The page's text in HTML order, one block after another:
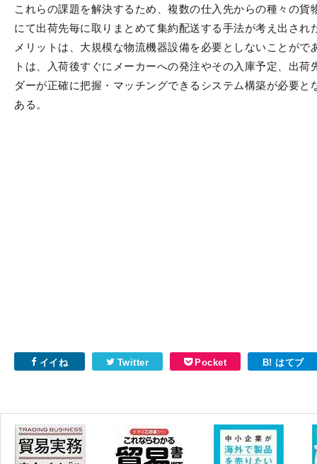
これらの課題を解決するため、複数の仕入先からの種々の貨
にて出荷先毎に取りまとめて集約配送する手法が考え出され
メリットは、大規模な物流機器設備を必要としないことがで
トは、入荷後すぐにメーカーへの発注やその入庫予定、出荷
ダーが正確に把握・マッチングできるシステム構築が必要と
ある。
イイね Twitter Pocket B! はてブ